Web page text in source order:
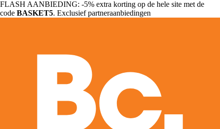
FLASH AANBIEDING: -5% extra korting op de hele site met de
code BASKET5. Exclusief partneraanbiedingen